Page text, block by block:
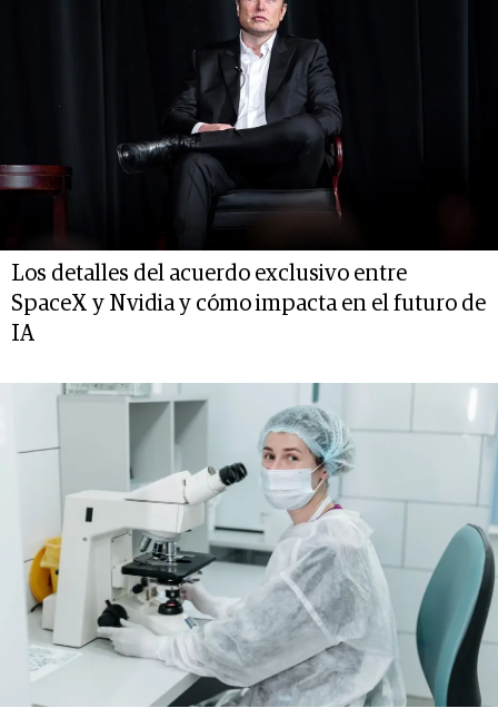
Los detalles del acuerdo exclusivo entre
SpaceX y Nvidia y cómo impacta en el futuro de
IA